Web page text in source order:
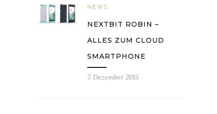
NEWS
NEXTBIT ROBIN –
ALLES ZUM CLOUD
SMARTPHONE
7. Dezember 2015